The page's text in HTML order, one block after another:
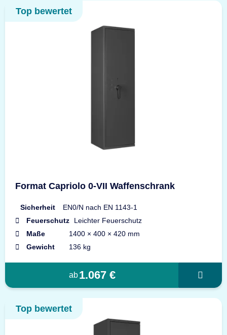
Top bewertet
Format Capriolo 0-VII Waffenschrank
Sicherheit
EN0/N nach EN 1143-1
Feuerschutz
Leichter Feuerschutz
Maße
1400 × 400 × 420 mm
Gewicht
136 kg
ab1.067 €
Top bewertet